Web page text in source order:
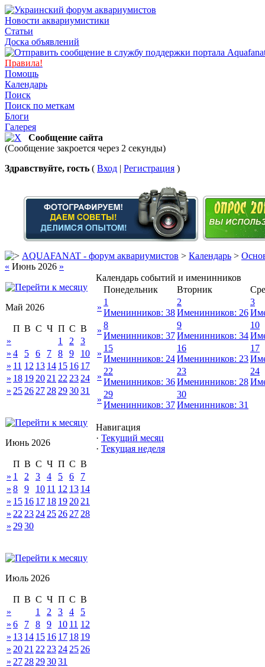
Новости аквариумистики
Статьи
Доска объявлений
Правила!
Помощь
Календарь
Поиск
Поиск по меткам
Блоги
Галерея
Сообщение сайта
(Сообщение закроется через 2 секунды)
Здравствуйте, гость ( Вход | Регистрация )
AQUAFANAT - форум аквариумистов > Календарь >
« Июнь 2026 »
Май 2026
П В С Ч П С В
»
1 2
3
» 4 5 6 7 8 9
10
» 11 12 13 14 15 16 17
» 18 19 20 21 22 23 24
» 25 26 27 28 293031
Июнь 2026
П В С Ч П С В
» 1 2 3 4 5 6
7
» 8 9 10 11 12 13 14
» 15 16 17 18 19 20 21
» 22 23 24 25 26 27 28
» 2930
Июль 2026
П В С Ч П С В
»
1 2 3 4
5
» 6 7 8 9 10 11 12
» 13 14 15 16 17 18 19
» 20 21 22 23 24 25 26
» 27 28 293031
Календарь событий и именинников
Понедельник
Вторник
»
1
Именинников: 38
2
Именинников: 26
3
»
8
Именинников: 37
9
Именинников: 34
10
»
15
Именинников: 24
16
Именинников: 23
17
»
22
Именинников: 36
23
Именинников: 28
24
»
29
Именинников: 37
30
Именинников: 31
Навигация
· Текущий месяц
· Текущая неделя